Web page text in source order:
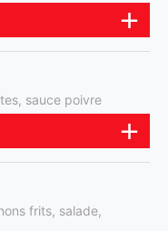
sauce poivre
frits, salade,